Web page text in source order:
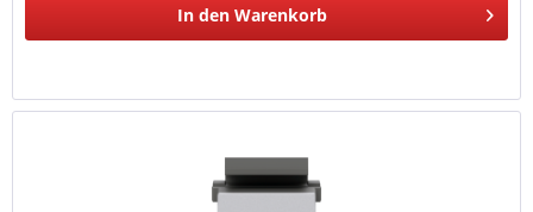
In den Warenkorb